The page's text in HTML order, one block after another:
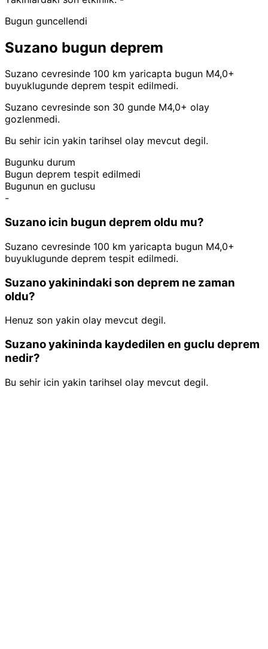
Bugun guncellendi
Suzano bugun deprem
Suzano cevresinde 100 km yaricapta bugun M4,0+
buyuklugunde deprem tespit edilmedi.
Suzano cevresinde son 30 gunde M4,0+ olay
gozlenmedi.
Bu sehir icin yakin tarihsel olay mevcut degil.
Bugunku durum
Bugun deprem tespit edilmedi
Bugunun en guclusu
-
Suzano icin bugun deprem oldu mu?
Suzano cevresinde 100 km yaricapta bugun M4,0+
buyuklugunde deprem tespit edilmedi.
Suzano yakinindaki son deprem ne zaman
oldu?
Henuz son yakin olay mevcut degil.
Suzano yakininda kaydedilen en guclu deprem
nedir?
Bu sehir icin yakin tarihsel olay mevcut degil.